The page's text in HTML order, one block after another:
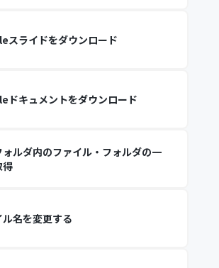
スライドをダウンロード
ドキュメントをダウンロード
ルダ内のファイル・フォルダの一
得
ル名を変更する